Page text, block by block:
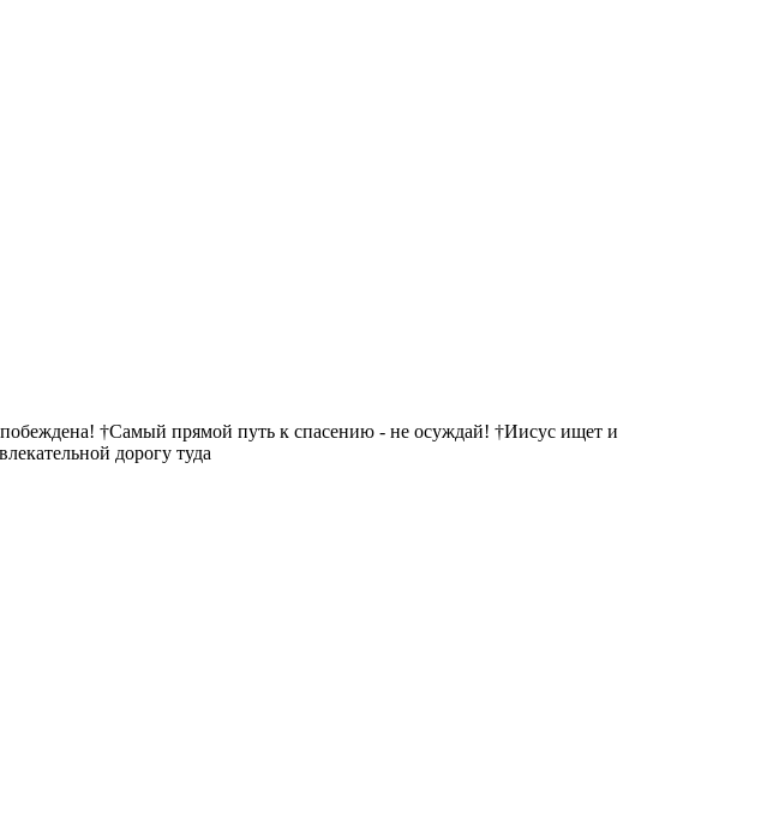
†Самый прямой путь к спасению - не осуждай! †Иисус ищет и
дорогу туда